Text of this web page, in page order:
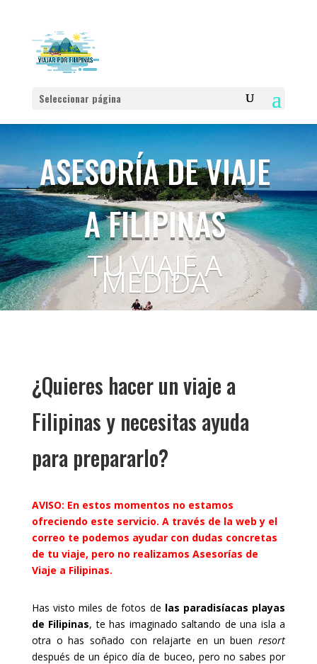
Seleccionar página
ASESORÍA DE VIAJE
A FILIPINAS
TU VIAJE A
MEDIDA
¿Quieres hacer un viaje a
Filipinas y necesitas ayuda
para prepararlo?
AVISO: En estos momentos no estamos
ofreciendo este servicio. A través de la web y el
correo te podemos ayudar con dudas concretas
de tu viaje, pero no realizamos Asesorías de
Viaje a Filipinas.
Has visto miles de fotos de las paradisíacas playas
de Filipinas, te has imaginado saltando de una isla a
otra o has soñado con relajarte en un buenresort
después de un épico día de buceo, pero no sabes por